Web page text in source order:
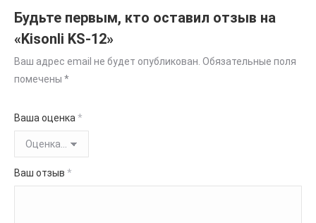
Будьте первым, кто оставил отзыв на
«Kisonli KS-12»
Ваш адрес email не будет опубликован. Обязательные поля
помечены *
Ваша оценка *
Ваш отзыв *